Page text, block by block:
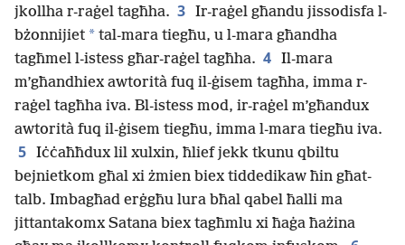
jkollha r-raġel tagħha. 3 Ir-raġel għandu jissodisfa l-
bżonnijiet * tal-mara tiegħu, u l-mara għandha
tagħmel l-istess għar-raġel tagħha. 4 Il-mara
m’għandhiex awtorità fuq il-ġisem tagħha, imma r-
raġel tagħha iva. Bl-istess mod, ir-raġel m’għandux
awtorità fuq il-ġisem tiegħu, imma l-mara tiegħu iva.
5 Iċċaħħdux lil xulxin, ħlief jekk tkunu qbiltu
bejnietkom għal xi żmien biex tiddedikaw ħin għat-
talb. Imbagħad erġgħu lura bħal qabel ħalli ma
jittantakomx Satana biex tagħmlu xi ħaġa ħażina